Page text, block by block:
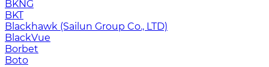
BKNG
BKT
Blackhawk (Sailun Group Co., LTD)
BlackVue
Borbet
Boto